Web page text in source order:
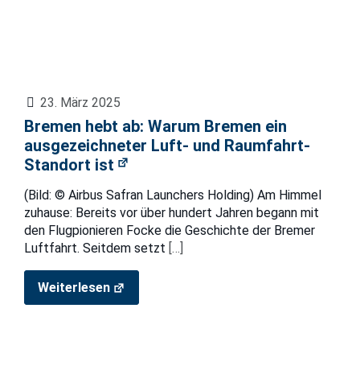
23. März 2025
Bremen hebt ab: Warum Bremen ein
ausgezeichneter Luft- und Raumfahrt-
Standort ist
(Bild: © Airbus Safran Launchers Holding) Am Himmel
zuhause: Bereits vor über hundert Jahren begann mit
den Flugpionieren Focke die Geschichte der Bremer
Luftfahrt. Seitdem setzt […]
Weiterlesen